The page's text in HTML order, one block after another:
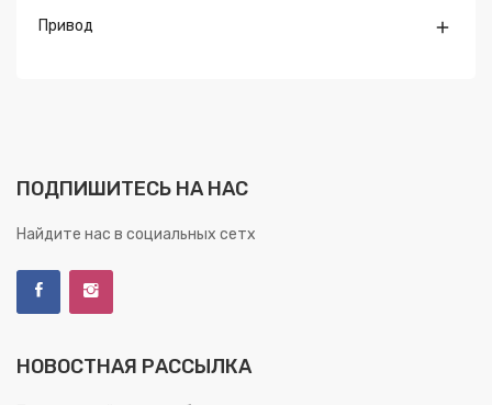
Привод 
ПОДПИШИТЕСЬ НА НАС
Найдите нас в социальных сетх
НОВОСТНАЯ РАССЫЛКА